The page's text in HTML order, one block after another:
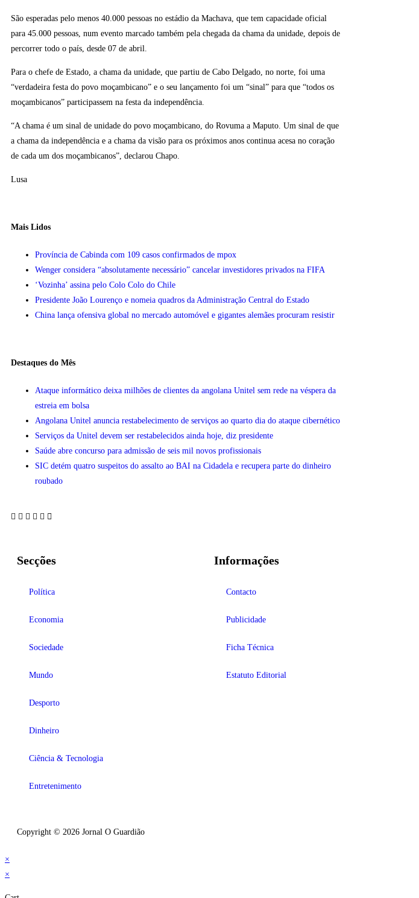
São esperadas pelo menos 40.000 pessoas no estádio da Machava, que tem capacidade oficial
para 45.000 pessoas, num evento marcado também pela chegada da chama da unidade, depois de
percorrer todo o país, desde 07 de abril.
Para o chefe de Estado, a chama da unidade, que partiu de Cabo Delgado, no norte, foi uma
“verdadeira festa do povo moçambicano” e o seu lançamento foi um “sinal” para que “todos os
moçambicanos” participassem na festa da independência.
“A chama é um sinal de unidade do povo moçambicano, do Rovuma a Maputo. Um sinal de que
a chama da independência e a chama da visão para os próximos anos continua acesa no coração
de cada um dos moçambicanos”, declarou Chapo.
Lusa
Mais Lidos
Província de Cabinda com 109 casos confirmados de mpox
Wenger considera “absolutamente necessário” cancelar investidores privados na FIFA
‘Vozinha’ assina pelo Colo Colo do Chile
Presidente João Lourenço e nomeia quadros da Administração Central do Estado
China lança ofensiva global no mercado automóvel e gigantes alemães procuram resistir
Destaques do Mês
Ataque informático deixa milhões de clientes da angolana Unitel sem rede na véspera da
estreia em bolsa
Angolana Unitel anuncia restabelecimento de serviços ao quarto dia do ataque cibernético
Serviços da Unitel devem ser restabelecidos ainda hoje, diz presidente
Saúde abre concurso para admissão de seis mil novos profissionais
SIC detém quatro suspeitos do assalto ao BAI na Cidadela e recupera parte do dinheiro
roubado
Secções
Política
Economia
Sociedade
Mundo
Desporto
Dinheiro
Ciência & Tecnologia
Entretenimento
Informações
Contacto
Publicidade
Ficha Técnica
Estatuto Editorial
Copyright © 2026 Jornal O Guardião
×
×